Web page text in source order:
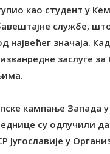
као студент у
службе,
значаја.
заслуге
кампање Запада
су одлучили
Југославије у